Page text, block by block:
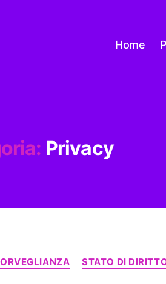
Home
Privacy
Categorie STATO DI